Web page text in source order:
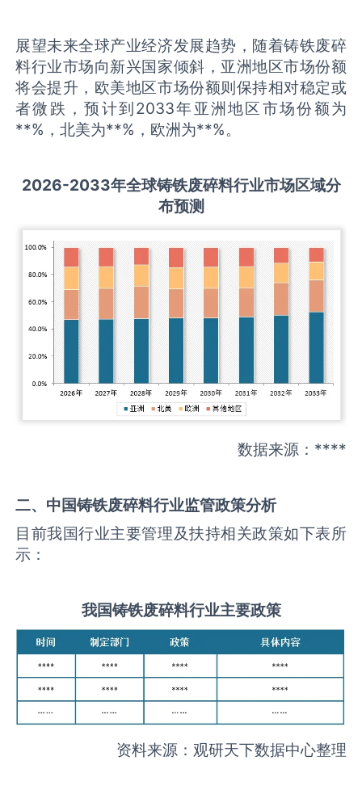
展望未来全球产业经济发展趋势，随着铸铁废碎
料行业市场向新兴国家倾斜，亚洲地区市场份额
将会提升，欧美地区市场份额则保持相对稳定或
者微跌，预计到2033年亚洲地区市场份额为
**%，北美为**%，欧洲为**%。
2026-2033年全球铸铁废碎料行业市场区域分
布预测
数据来源：****
二、中国铸铁废碎料行业监管政策分析
目前我国行业主要管理及扶持相关政策如下表所
示：
我国铸铁废碎料行业主要政策
资料来源：观研天下数据中心整理